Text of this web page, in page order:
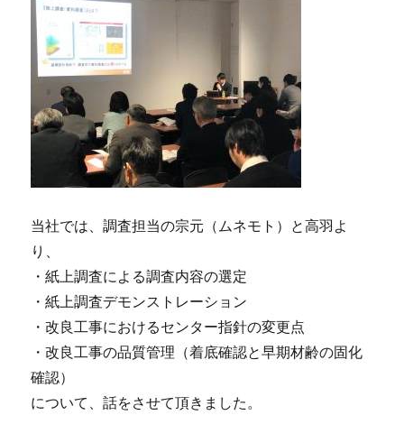
当社では、調査担当の宗元（ムネモト）と高羽よ
り、
・紙上調査による調査内容の選定
・紙上調査デモンストレーション
・改良工事におけるセンター指針の変更点
・改良工事の品質管理（着底確認と早期材齢の固化
確認）
について、話をさせて頂きました。